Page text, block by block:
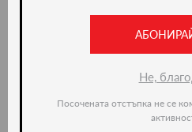
Не,
Посочената отстъпка не се